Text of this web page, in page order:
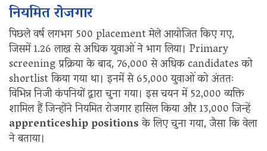
नियमित रोजगार
पिछले वर्ष लगभग 500 placement मेले आयोजित किए गए,
जिसमें 1.26 लाख से अधिक युवाओं ने भाग लिया। Primary
screening प्रक्रिया के बाद, 76,000 से अधिक candidates को
shortlist किया गया था। इनमें से 65,000 युवाओं को अंततः
विभिन्न निजी कंपनियों द्वारा चुना गया। इस चयन में 52,000 व्यक्ति
शामिल हैं जिन्होंने नियमित रोजगार हासिल किया और 13,000 जिन्हें
apprenticeship positionsके लिए चुना गया, जैसा कि वेला
ने बताया।